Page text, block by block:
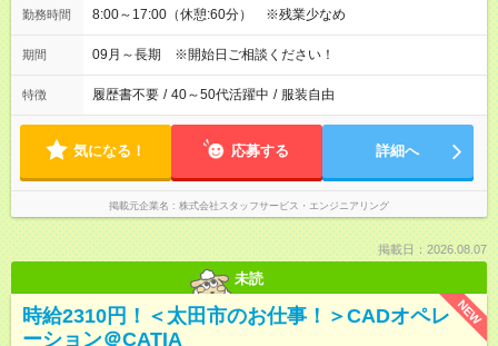
勤務時間 8:00～17:00（休憩:60分） ※残業少なめ
期間 09月～長期 ※開始日ご相談ください！
特徴 履歴書不要 / 40～50代活躍中 / 服装自由
気になる！ 応募する 詳細へ
掲載元企業名 株式会社スタッフサービス・エンジニアリング
掲載日：2026.08.07
未読
NEW
時給2310円！＜太田市のお仕事！＞CADオペレ
ーション＠CATIA